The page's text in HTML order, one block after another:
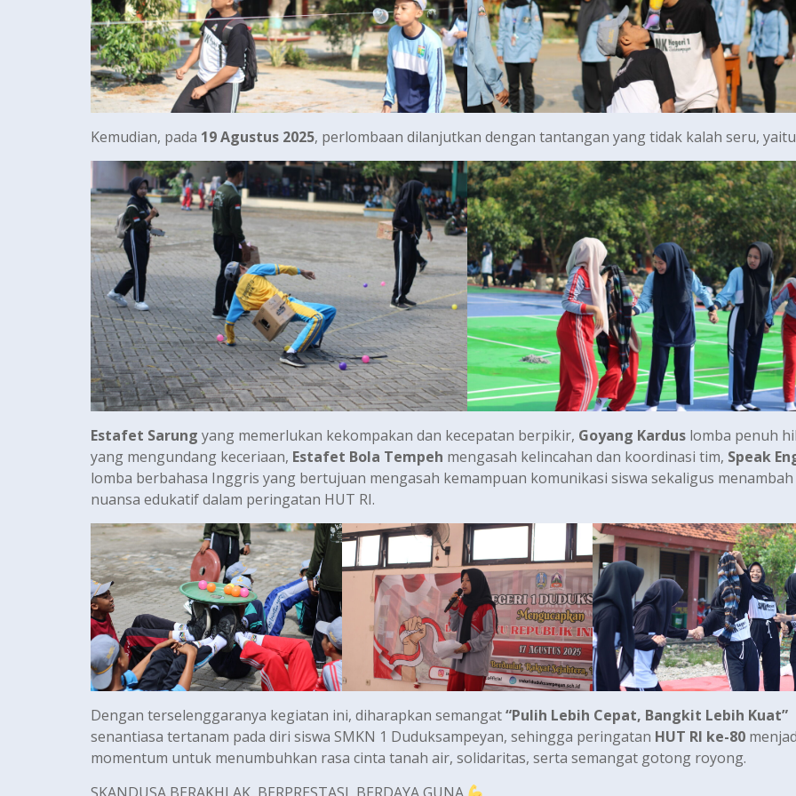
Kemudian, pada 19 Agustus 2025, perlombaan dilanjutkan dengan tantangan yang tidak kalah seru,
Estafet Sarung yang memerlukan kekompakan dan kecepatan berpikir, Goyang Kardus lomba penuh
yang mengundang keceriaan, Estafet Bola Tempeh mengasah kelincahan dan koordinasi tim, Speak
lomba berbahasa Inggris yang bertujuan mengasah kemampuan komunikasi siswa sekaligus menambah
nuansa edukatif dalam peringatan HUT RI.
Dengan terselenggaranya kegiatan ini, diharapkan semangat“Pulih Lebih Cepat, Bangkit Lebih Kuat”
senantiasa tertanam pada diri siswa SMKN 1 Duduksampeyan, sehingga peringatan HUT RI ke-80
momentum untuk menumbuhkan rasa cinta tanah air, solidaritas, serta semangat gotong royong.